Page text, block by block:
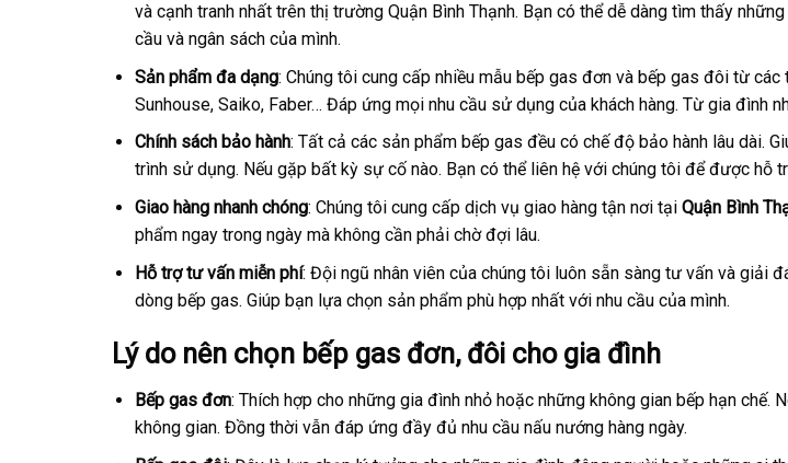
và cạnh tranh nhất trên thị trường Quận Bình Thạnh. Bạn có thể dễ dàng tìm thấy
cầu và ngân sách của mình.
Sản phẩm đa dạng: Chúng tôi cung cấp nhiều mẫu bếp gas đơn và bếp gas đôi từ các
Sunhouse, Saiko, Faber… Đáp ứng mọi nhu cầu sử dụng của khách hàng. Từ gia đình
Chính sách bảo hành: Tất cả các sản phẩm bếp gas đều có chế độ bảo hành lâu dài.
trình sử dụng. Nếu gặp bất kỳ sự cố nào. Bạn có thể liên hệ với chúng tôi để được hỗ
Giao hàng nhanh chóng: Chúng tôi cung cấp dịch vụ giao hàng tận nơi tại Quận Bình
phẩm ngay trong ngày mà không cần phải chờ đợi lâu.
Hỗ trợ tư vấn miễn phí: Đội ngũ nhân viên của chúng tôi luôn sẵn sàng tư vấn và giải
dòng bếp gas. Giúp bạn lựa chọn sản phẩm phù hợp nhất với nhu cầu của mình.
Lý do nên chọn bếp gas đơn, đôi cho gia đình
Bếp gas đơn: Thích hợp cho những gia đình nhỏ hoặc những không gian bếp hạn chế.
không gian. Đồng thời vẫn đáp ứng đầy đủ nhu cầu nấu nướng hàng ngày.